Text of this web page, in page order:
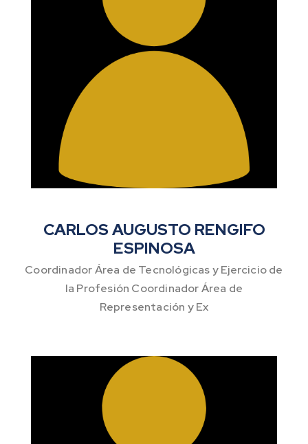
CARLOS AUGUSTO RENGIFO
ESPINOSA
Coordinador Área de Tecnológicas y Ejercicio de
la Profesión Coordinador Área de
Representación y Ex